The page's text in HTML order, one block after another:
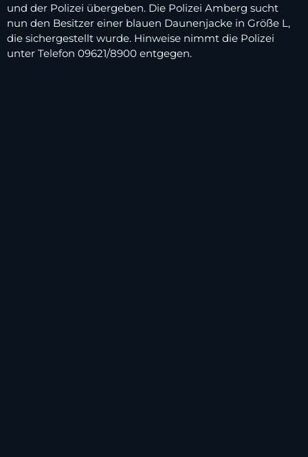
und der Polizei übergeben. Die Polizei Amberg sucht
nun den Besitzer einer blauen Daunenjacke in Größe L,
die sichergestellt wurde. Hinweise nimmt die Polizei
unter Telefon 09621/8900 entgegen.